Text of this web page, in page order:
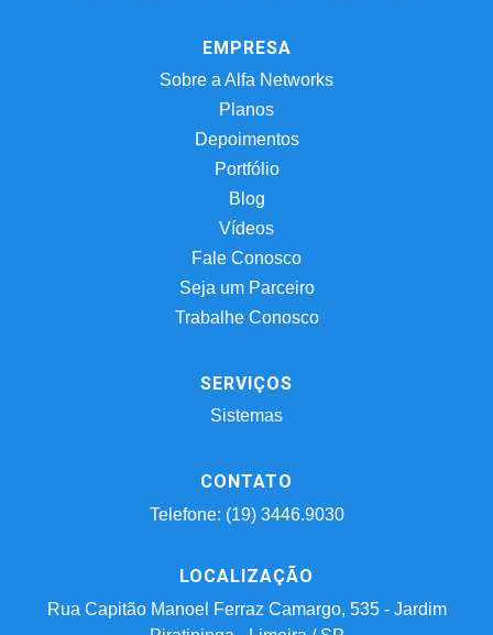
EMPRESA
Sobre a Alfa Networks
Planos
Depoimentos
Portfólio
Blog
Vídeos
Fale Conosco
Seja um Parceiro
Trabalhe Conosco
SERVIÇOS
Sistemas
CONTATO
Telefone: (19) 3446.9030
LOCALIZAÇÃO
Rua Capitão Manoel Ferraz Camargo, 535 - Jardim